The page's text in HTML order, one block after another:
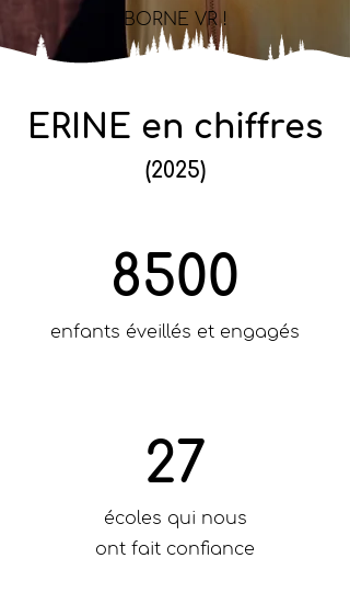
BORNE VR !
ERINE en chiffres
(2025)
8500
enfants éveillés et engagés
27
écoles qui nous
ont fait confiance